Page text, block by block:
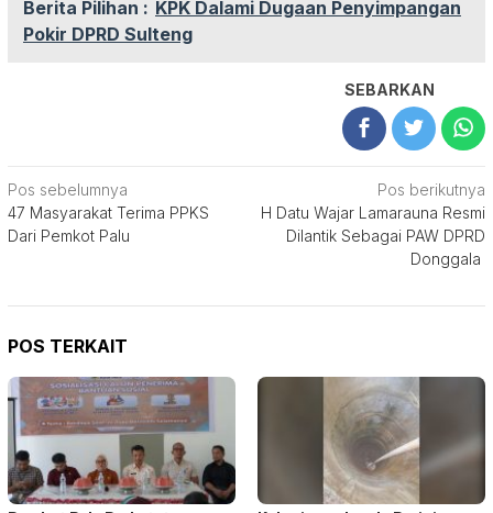
Berita Pilihan : KPK Dalami Dugaan Penyimpangan
Pokir DPRD Sulteng
SEBARKAN
Navigasi
pos
Pos sebelumnya
47 Masyarakat Terima PPKS
Dari Pemkot Palu
Pos berikutnya
H Datu Wajar Lamarauna Resmi
Dilantik Sebagai PAW DPRD
Donggala
POS TERKAIT